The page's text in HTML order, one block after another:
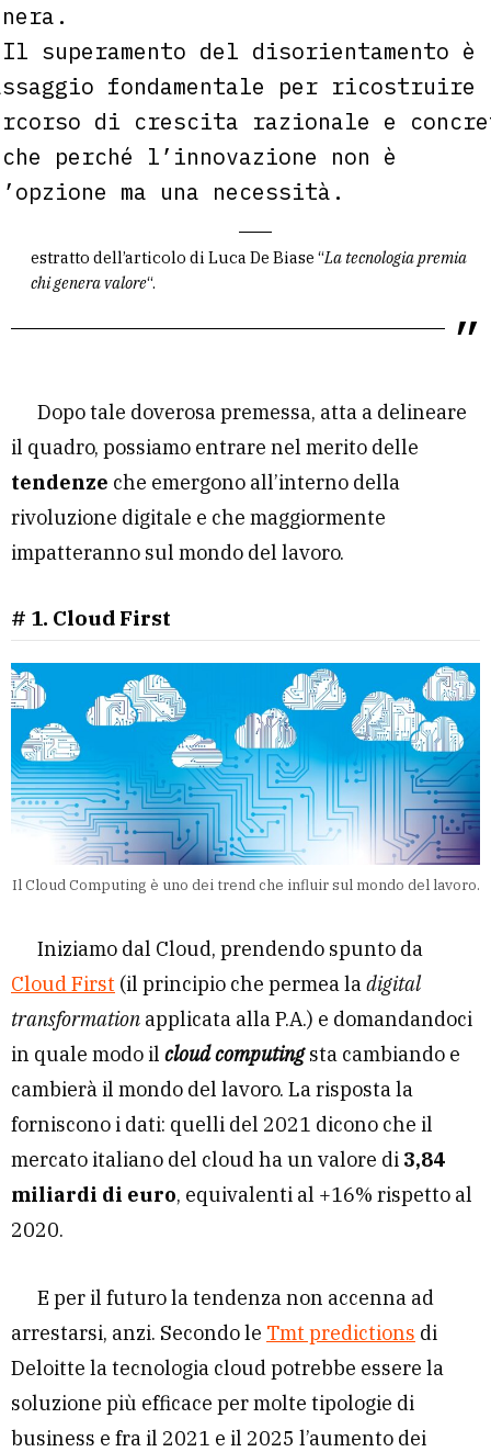
Il superamento del disorientamento è
fondamentale per ricostruire
di crescita razionale e
perché l’innovazione non è
ma una necessità.
estratto dell’articolo di Luca De Biase “La tecnologia premia
chi genera valore“.
Dopo tale doverosa premessa, atta a delineare
il quadro, possiamo entrare nel merito delle
tendenze che emergono all’interno della
rivoluzione digitale e che maggiormente
impatteranno sul mondo del lavoro.
# 1. Cloud First
Il Cloud Computing è uno dei trend che influir sul mondo del lavoro.
Iniziamo dal Cloud, prendendo spunto da
Cloud First (il principio che permea ladigital
transformation applicata alla P.A.) e domandandoci
in quale modo il cloud computingsta cambiando e
cambierà il mondo del lavoro. La risposta la
forniscono i dati: quelli del 2021 dicono che il
mercato italiano del cloud ha un valore di 3,84
miliardi di euro, equivalenti al +16% rispetto al
2020.
E per il futuro la tendenza non accenna ad
arrestarsi, anzi. Secondo le Tmt predictions di
Deloitte la tecnologia cloud potrebbe essere la
soluzione più efficace per molte tipologie di
business e fra il 2021 e il 2025 l’aumento dei